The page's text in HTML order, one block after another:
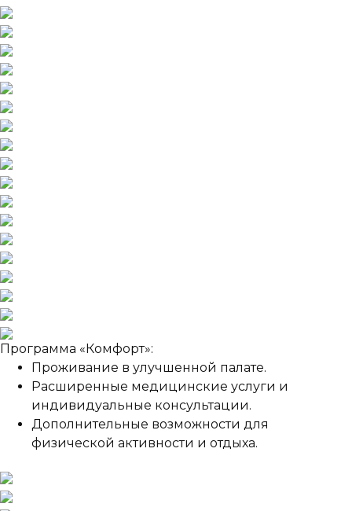
Программа «Комфорт»:
Проживание в улучшенной палате.
Расширенные медицинские услуги и
индивидуальные консультации.
Дополнительные возможности для
физической активности и отдыха.